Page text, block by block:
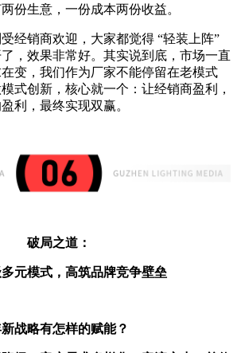
份生意，一份成本两份收益。
经销商欢迎，大家都觉得 “轻装上阵”
，效果非常好。其实说到底，市场一直
变，我们作为厂家不能停留在老模式
式创新，核心就一个：让经销商盈利，
利，最终实现双赢。
破局之道：
元模式，高筑品牌竞争壁垒
战略有怎样的赋能？